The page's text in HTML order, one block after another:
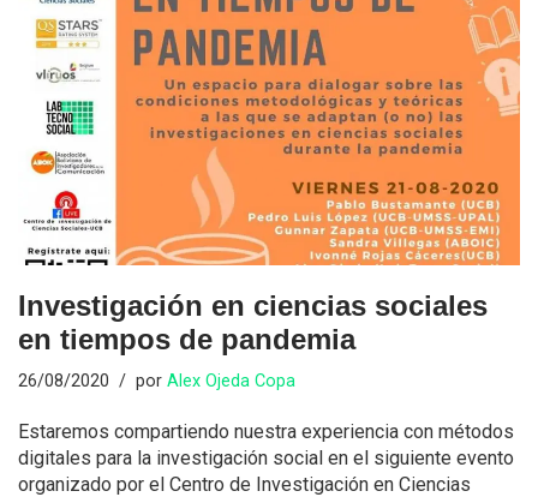
Investigación en ciencias sociales
en tiempos de pandemia
26/08/2020 por Alex Ojeda Copa
Estaremos compartiendo nuestra experiencia con métodos
digitales para la investigación social en el siguiente evento
organizado por el Centro de Investigación en Ciencias